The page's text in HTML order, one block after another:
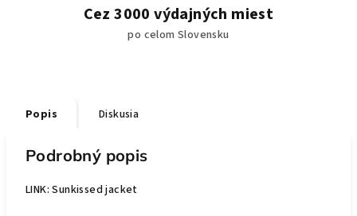
Cez 3000 výdajných miest
po celom Slovensku
Popis Diskusia
Podrobný popis
LINK:Sunkissed jacket